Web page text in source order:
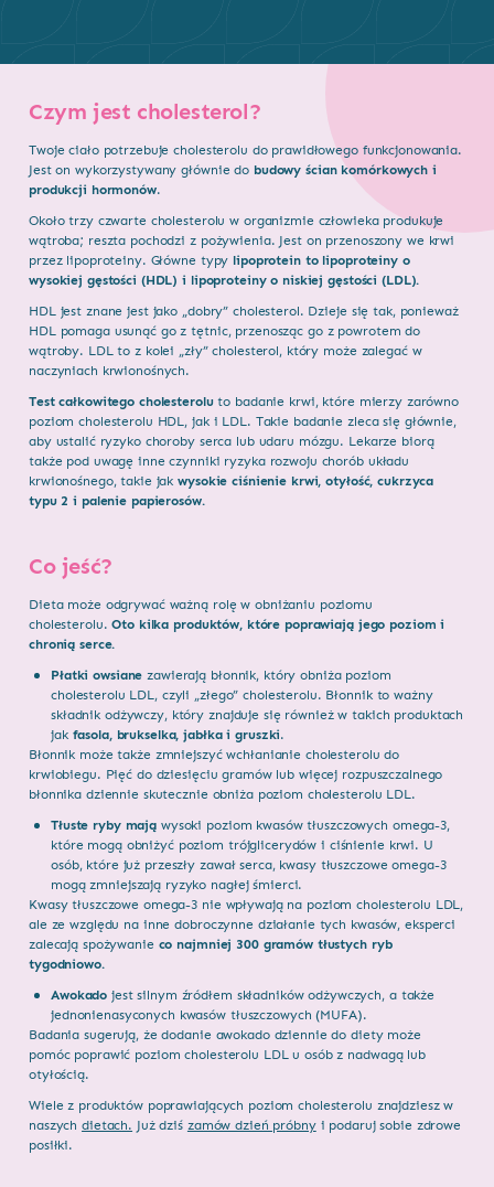
Czym jest cholesterol?
Twoje ciało potrzebuje cholesterolu do prawidłowego funkcjonowania.
Jest on wykorzystywany głównie do budowy ścian komórkowych i
produkcji hormonów.
Około trzy czwarte cholesterolu w organizmie człowieka produkuje
wątroba; reszta pochodzi z pożywienia. Jest on przenoszony we krwi
przez lipoproteiny. Główne typy lipoprotein to lipoproteiny o
wysokiej gęstości (HDL) i lipoproteiny o niskiej gęstości (LDL).
HDL jest znane jest jako „dobry” cholesterol. Dzieje się tak, ponieważ
HDL pomaga usunąć go z tętnic, przenosząc go z powrotem do
wątroby. LDL to z kolei „zły” cholesterol, który może zalegać w
naczyniach krwionośnych.
Test całkowitego cholesteroluto badanie krwi, które mierzy zarówno
poziom cholesterolu HDL, jak i LDL. Takie badanie zleca się głównie,
aby ustalić ryzyko choroby serca lub udaru mózgu. Lekarze biorą
także pod uwagę inne czynniki ryzyka rozwoju chorób układu
krwionośnego, takie jakwysokie ciśnienie krwi, otyłość, cukrzyca
typu 2 i palenie papierosów.
Co jeść?
Dieta może odgrywać ważną rolę w obniżaniu poziomu
cholesterolu.Oto kilka produktów, które poprawiają jego poziom i
chronią serce.
Płatki owsiane zawierają błonnik, który obniża poziom
cholesterolu LDL, czyli „złego” cholesterolu. Błonnik to ważny
składnik odżywczy, który znajduje się również w takich produktach
jak fasola, brukselka, jabłka i gruszki.
Błonnik może także zmniejszyć wchłanianie cholesterolu do
krwiobiegu. Pięć do dziesięciu gramów lub więcej rozpuszczalnego
błonnika dziennie skutecznie obniża poziom cholesterolu LDL.
Tłuste ryby mają wysoki poziom kwasów tłuszczowych omega-3,
które mogą obniżyć poziom trójglicerydów i ciśnienie krwi. U
osób, które już przeszły zawał serca, kwasy tłuszczowe omega-3
mogą zmniejszają ryzyko nagłej śmierci.
Kwasy tłuszczowe omega-3 nie wpływają na poziom cholesterolu LDL,
ale ze względu na inne dobroczynne działanie tych kwasów, eksperci
zalecają spożywanie co najmniej 300 gramów tłustych ryb
tygodniowo.
Awokado jest silnym źródłem składników odżywczych, a także
jednonienasyconych kwasów tłuszczowych (MUFA).
Badania sugerują, że dodanie awokado dziennie do diety może
pomóc poprawić poziom cholesterolu LDL u osób z nadwagą lub
otyłością.
Wiele z produktów poprawiających poziom cholesterolu znajdziesz w
naszychdietach. Już dziś zamów dzień próbnyi podaruj sobie zdrowe
posiłki.